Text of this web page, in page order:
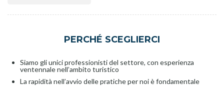
PERCHÉ SCEGLIERCI
Siamo gli unici professionisti del settore, con esperienza
ventennale nell’ambito turistico
La rapidità nell’avvio delle pratiche per noi è fondamentale